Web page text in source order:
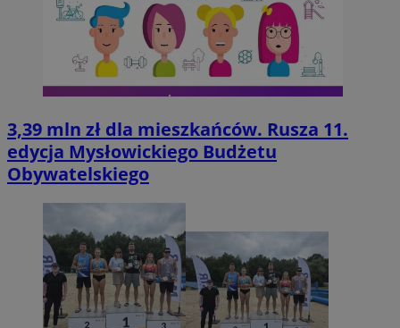
3,39 mln zł dla mieszkańców. Rusza 11.
edycja Mysłowickiego Budżetu
Obywatelskiego